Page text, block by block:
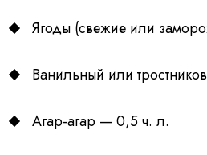
Ягоды (свежие или
Ванильный или
Агар-агар — 0,5 ч. л.